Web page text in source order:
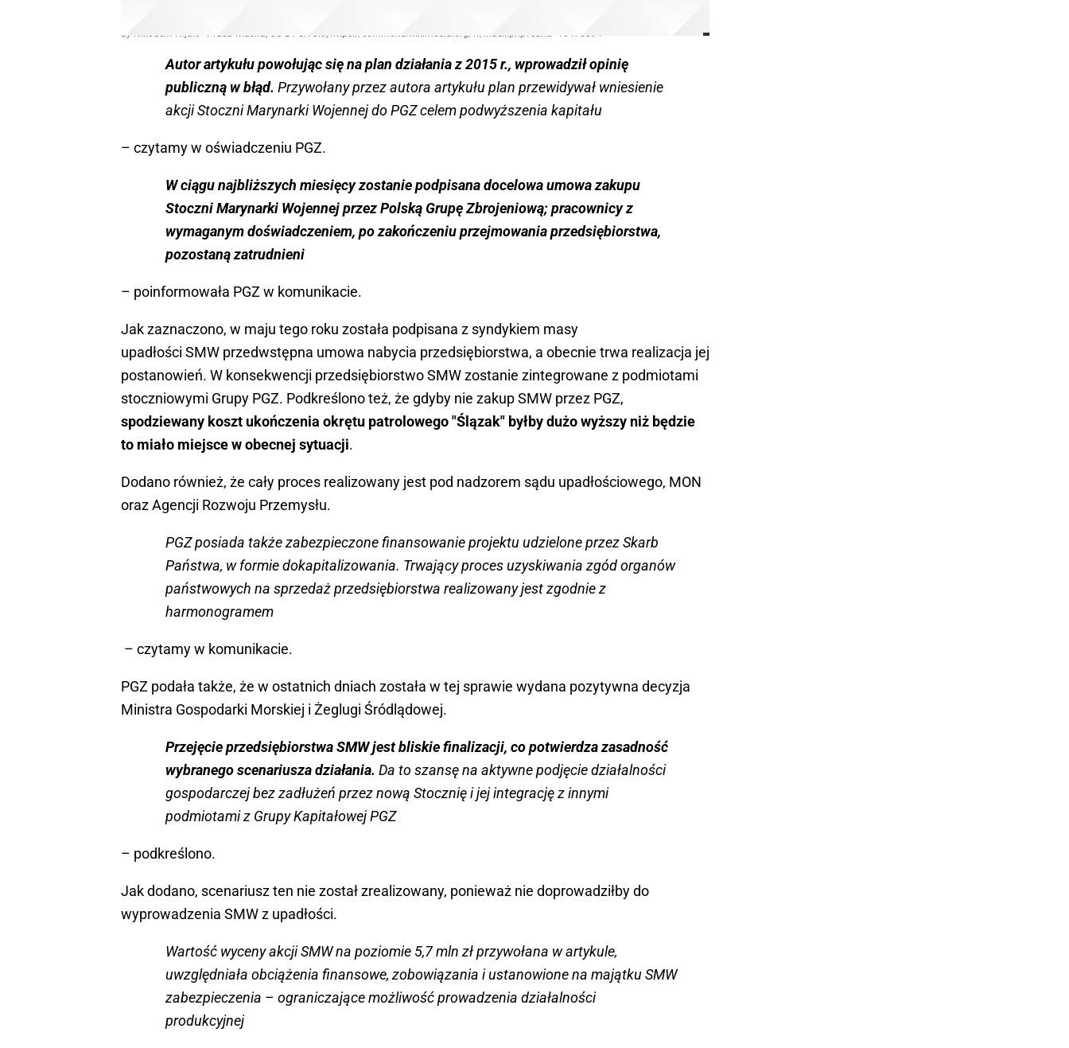
Autor artykułu powołując się na plan działania z 2015 r., wprowadził opinię
publiczną w błąd. Przywołany przez autora artykułu plan przewidywał wniesienie
akcji Stoczni Marynarki Wojennej do PGZ celem podwyższenia kapitału
– czytamy w oświadczeniu PGZ.
W ciągu najbliższych miesięcy zostanie podpisana docelowa umowa zakupu
Stoczni Marynarki Wojennej przez Polską Grupę Zbrojeniową; pracownicy z
wymaganym doświadczeniem, po zakończeniu przejmowania przedsiębiorstwa,
pozostaną zatrudnieni
– poinformowała PGZ w komunikacie.
Jak zaznaczono, w maju tego roku została podpisana z syndykiem masy
upadłości SMW przedwstępna umowa nabycia przedsiębiorstwa, a obecnie trwa realizacja jej
postanowień. W konsekwencji przedsiębiorstwo SMW zostanie zintegrowane z podmiotami
stoczniowymi Grupy PGZ. Podkreślono też, że gdyby nie zakup SMW przez PGZ,
spodziewany koszt ukończenia okrętu patrolowego "Ślązak" byłby dużo wyższy niż będzie
to miało miejsce w obecnej sytuacji.
Dodano również, że cały proces realizowany jest pod nadzorem sądu upadłościowego, MON
oraz Agencji Rozwoju Przemysłu.
PGZ posiada także zabezpieczone finansowanie projektu udzielone przez Skarb
Państwa, w formie dokapitalizowania. Trwający proces uzyskiwania zgód organów
państwowych na sprzedaż przedsiębiorstwa realizowany jest zgodnie z
harmonogramem
– czytamy w komunikacie.
PGZ podała także, że w ostatnich dniach została w tej sprawie wydana pozytywna decyzja
Ministra Gospodarki Morskiej i Żeglugi Śródlądowej.
Przejęcie przedsiębiorstwa SMW jest bliskie finalizacji, co potwierdza zasadność
wybranego scenariusza działania. Da to szansę na aktywne podjęcie działalności
gospodarczej bez zadłużeń przez nową Stocznię i jej integrację z innymi
podmiotami z Grupy Kapitałowej PGZ
– podkreślono.
Jak dodano, scenariusz ten nie został zrealizowany, ponieważ nie doprowadziłby do
wyprowadzenia SMW z upadłości.
Wartość wyceny akcji SMW na poziomie 5,7 mln zł przywołana w artykule,
uwzględniała obciążenia finansowe, zobowiązania i ustanowione na majątku SMW
zabezpieczenia – ograniczające możliwość prowadzenia działalności
produkcyjnej